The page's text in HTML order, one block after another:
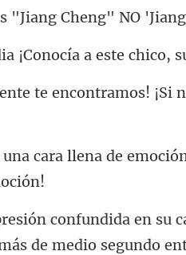
"Jiang Che
a ¡Conocía a este chico,
ncontramos! ¡Si
lena de
de medio segundo